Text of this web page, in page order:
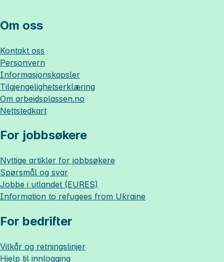
Om oss
Kontakt oss
Personvern
Informasjonskapsler
Tilgjengelighetserklæring
Om arbeidsplassen.no
Nettstedkart
For jobbsøkere
Nyttige artikler for jobbsøkere
Spørsmål og svar
Jobbe i utlandet (EURES)
Information to refugees from Ukraine
For bedrifter
Vilkår og retningslinjer
Hjelp til innlogging